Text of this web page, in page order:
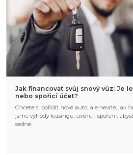
Jak financovat svůj snový vůz: Je
nebo spořicí účet?
Chcete si pořídit nové auto, ale nevíte, jak
jsme výhody leasingu, úvěru i spoření,
sedne.